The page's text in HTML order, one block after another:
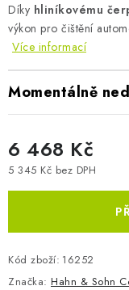
Díky hliníkovému
výkon pro čištění
Více informací
Momentálně
6 468 Kč
5 345 Kč bez DPH
Kód zboží: 16252
Značka: Hahn & Sohn